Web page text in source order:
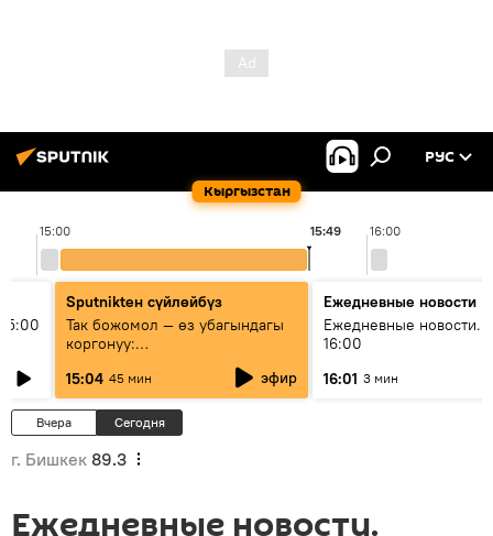
Кыргызстан
РУС
15:00 16:00
15:49
Sputnikteн сүйлөйбүз
Так божомол — өз убагындагы
коргонуу:
гидрометеорологиялык кызмат
кантип өркүндөтүлүүдө
15:04 45 мин эфир
Ежедневные новости
Ежедневные новости.
16:00
16:01 3 мин
Вчера Сегодня
г. Бишкек 89.3
Ежедневные новости.